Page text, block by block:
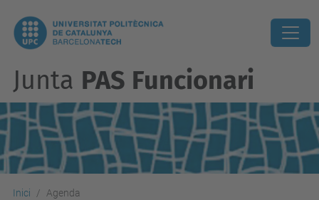
Junta PAS Funcionari
Inici Agenda